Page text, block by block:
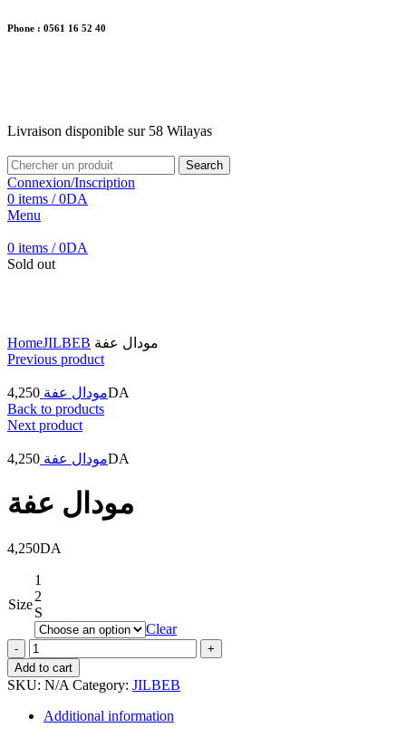
Phone : 0561 16 52 40
Livraison disponible sur 58 Wilayas
Search
Connexion/Inscription
0 items / 0DA
Menu
0 items / 0DA
Sold out
HomeJILBEB مودال عفة
Previous product
مودال عفة 4,250
DA
Back to products
Next product
مودال عفة 4,250 DA
مودال عفة
4,250DA
Size
1
2
S
Clear
مودال
عفة
quantity
Add to cart
SKU: N/A Category: JILBEB
Additional information